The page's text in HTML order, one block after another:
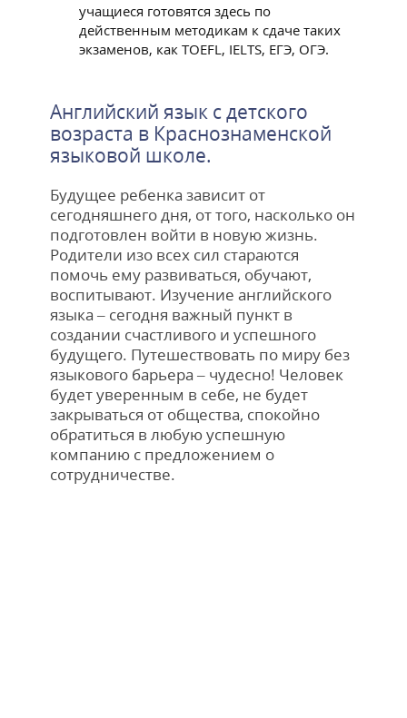
учащиеся готовятся здесь по
действенным методикам к сдаче таких
экзаменов, как TOEFL, IELTS, ЕГЭ, ОГЭ.
Английский язык с детского
возраста в Краснознаменской
языковой школе.
Будущее ребенка зависит от
сегодняшнего дня, от того, насколько он
подготовлен войти в новую жизнь.
Родители изо всех сил стараются
помочь ему развиваться, обучают,
воспитывают. Изучение английского
языка – сегодня важный пункт в
создании счастливого и успешного
будущего. Путешествовать по миру без
языкового барьера – чудесно! Человек
будет уверенным в себе, не будет
закрываться от общества, спокойно
обратиться в любую успешную
компанию с предложением о
сотрудничестве.